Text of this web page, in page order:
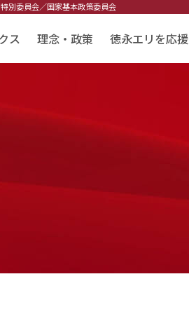
別委員会／国家基本政策委員会
ス 理念・政策 徳永エリを応援